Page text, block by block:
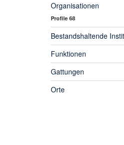
Organisationen
Profile 68
Bestandshaltende
Funktionen
Gattungen
Orte